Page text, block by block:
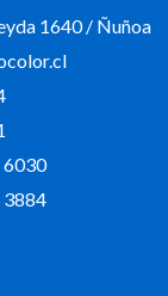
1640 / Ñuñoa
6030
3884